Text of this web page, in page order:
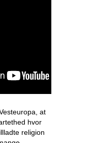
at
hvor
religion